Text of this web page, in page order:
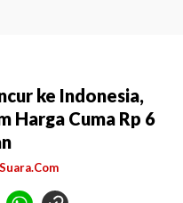
ke Indonesia,
Harga Cuma Rp 6
Suara.Com